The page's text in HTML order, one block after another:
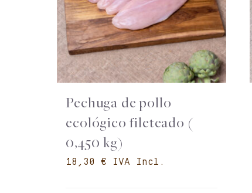
Pechuga de pollo
ecológico fileteado (
0,450 kg)
€